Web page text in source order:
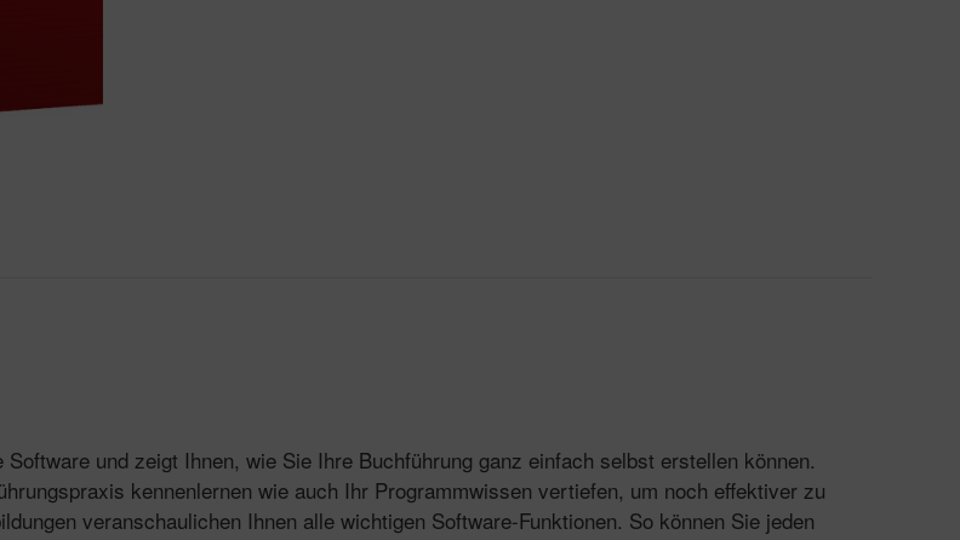
und zeigt Ihnen, wie Sie Ihre Buchführung ganz einfach selbst erstellen können.
kennenlernen wie auch Ihr Programmwissen vertiefen, um noch effektiver zu
veranschaulichen Ihnen alle wichtigen Software-Funktionen. So können Sie jeden